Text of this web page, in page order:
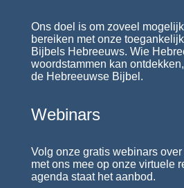
Ons doel is om zoveel
bereiken met onze
Bijbels Hebreeuws. Wie
woordstammen kan
de Hebreeuwse Bijbel.
Webinars
Volg onze gratis webinars
met ons mee op onze virtuele
agenda staat het aanbod.